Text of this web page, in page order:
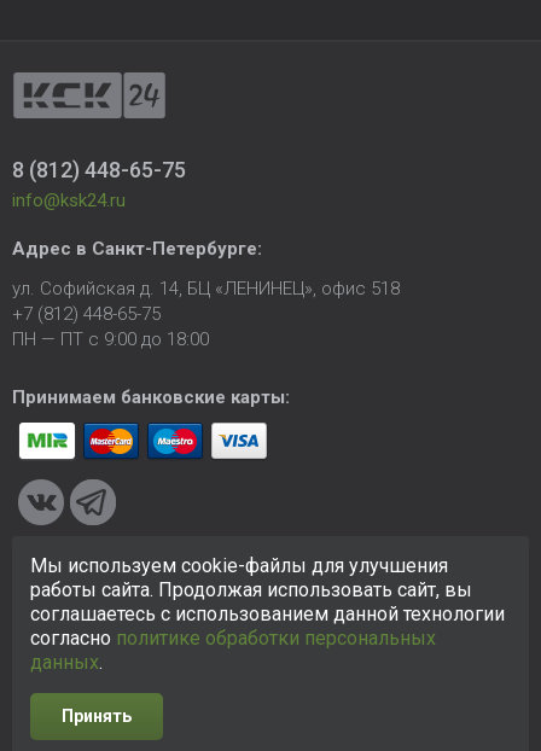
8 (812) 448-65-75
info@ksk24.ru
Адрес в Санкт-Петербурге:
ул. Софийская д. 14, БЦ «ЛЕНИНЕЦ», офис 518
+7 (812) 448-65-75
ПН — ПТ с 9:00 до 18:00
Принимаем банковские карты:
© 2005-2026 ООО «КСК». Сайтhttps://ksk24.ruсоздан
исключительно в информационных целях и любая информация
на сайте не является публичной офертой.Политика в
отношении персональных данных
Разработка сайта
Мы используем cookie-файлы для улучшения
работы сайта. Продолжая использовать сайт, вы
соглашаетесь с использованием данной технологии
согласно политике обработки персональных
данных.
Принять